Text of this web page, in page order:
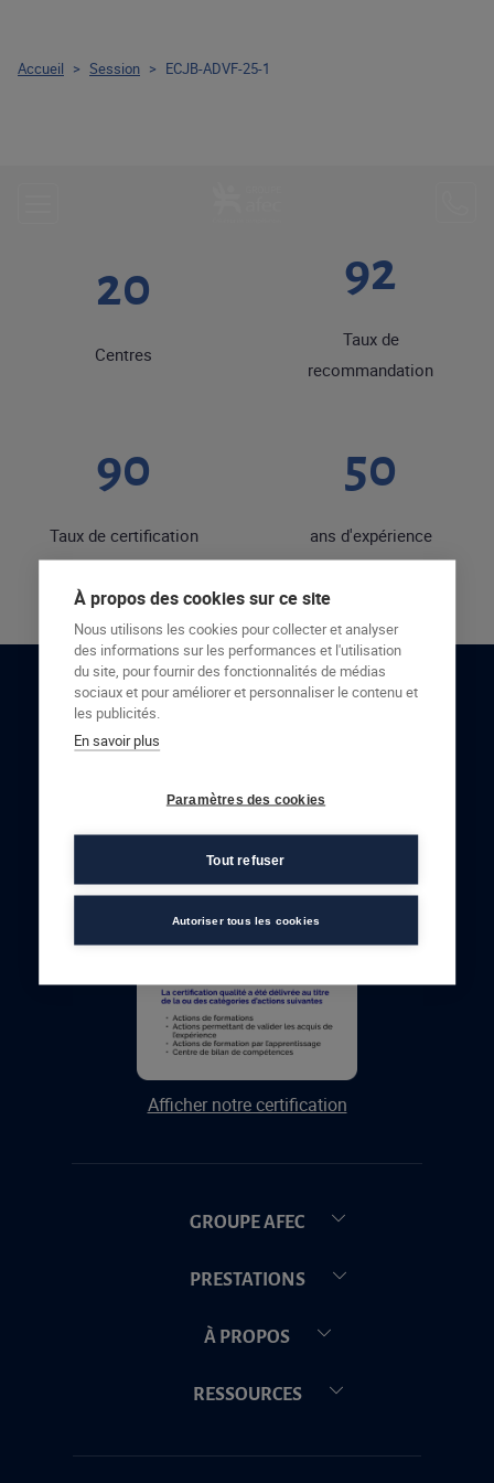
20
Centres
92
Taux de
recommandation
90
Taux de certification
50
ans d'expérience
RESTONS EN CONTACT
Afficher notre certification
GROUPE AFEC
PRESTATIONS
À PROPOS
RESSOURCES
Accueil > Session > ECJB-ADVF-25-1
À propos des cookies sur ce site
Nous utilisons les cookies pour collecter et analyser
des informations sur les performances et l'utilisation
du site, pour fournir des fonctionnalités de médias
sociaux et pour améliorer et personnaliser le contenu et
les publicités.
En savoir plus
Paramètres des cookies
Tout refuser
Autoriser tous les cookies